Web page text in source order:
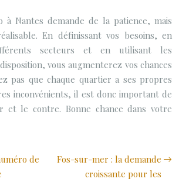
à Nantes demande de la patience, mais
En définissant vos besoins, en
secteurs et en utilisant les
vous augmenterez vos chances
pas que chaque quartier a ses propres
inconvénients, il est donc important de
et le contre. Bonne chance dans votre
de
Fos-sur-mer : la demande
croissante pour les